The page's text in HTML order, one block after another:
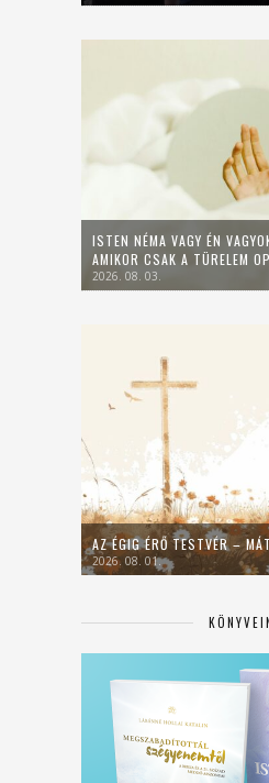
ISTEN NÉMA VAGY ÉN
AMIKOR CSAK A TÜRELEM
2026. 08. 03.
AZ ÉGIG ÉRŐ TESTVÉR –
2026. 08. 01.